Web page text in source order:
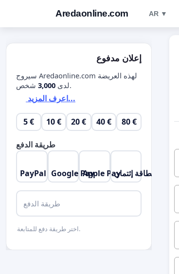
Aredaonline.com AR ▼
إعلان مدفوع
سيروج Aredaonline.com لهذه العريضة
لدى 3,000 شخص.
اعرف المزيد...
5 € 10 € 20 € 40 € 80 €
طريقة الدفع
PayPal Google PayApple Payبطاقة إئتمان
طريقة الدفع
اختر طريقة دفع للمتابعة.